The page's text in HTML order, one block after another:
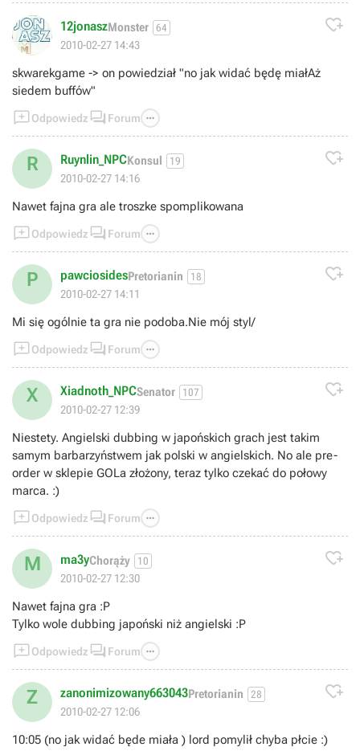
12jonaszMonster 64
2010-02-27 14:43

skwarekgame -> on powiedział "no jak widać będę miałAż
siedem buffów"
Odpowiedz  Forum 
R Ruynlin_NPCKonsul 19
2010-02-27 14:16

Nawet fajna gra ale troszke spomplikowana
Odpowiedz  Forum 
P pawciosidesPretorianin 18
2010-02-27 14:11

Mi się ogólnie ta gra nie podoba.Nie mój styl/
Odpowiedz  Forum 
X Xiadnoth_NPCSenator 107
2010-02-27 12:39

Niestety. Angielski dubbing w japońskich grach jest takim
samym barbarzyństwem jak polski w angielskich. No ale pre-
order w sklepie GOLa złożony, teraz tylko czekać do połowy
marca. :)
Odpowiedz  Forum 
M ma3yChorąży 10
2010-02-27 12:30

Nawet fajna gra :P
Tylko wole dubbing japoński niż angielski :P
Odpowiedz  Forum 
Z zanonimizowany663043Pretorianin 28
2010-02-27 12:06

10:05 (no jak widać będe miała ) lord pomylił chyba płcie :)